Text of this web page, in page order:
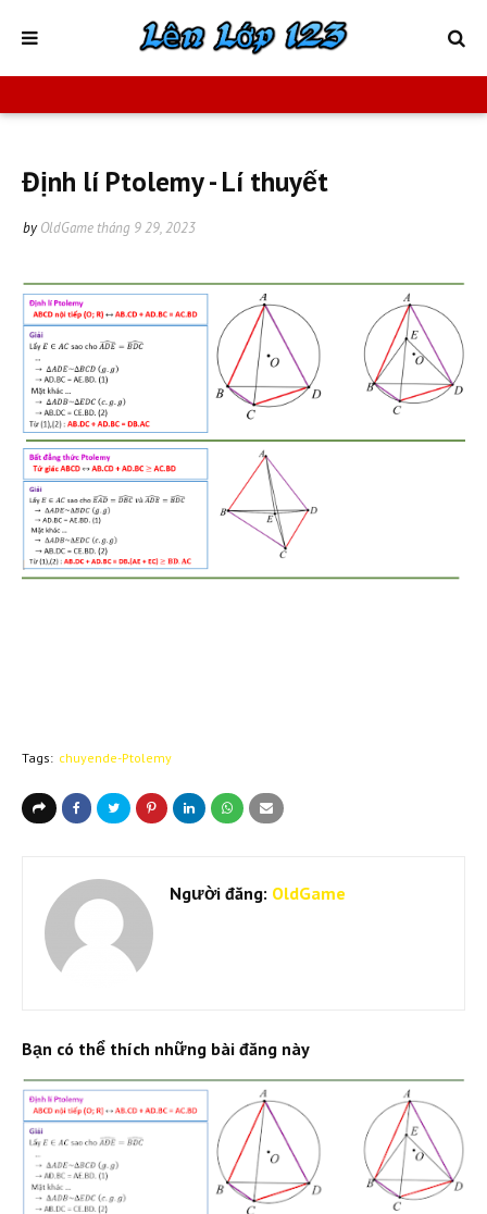
Định lí Ptolemy - Lí thuyết
by OldGame tháng 9 29, 2023
Tags: chuyende-Ptolemy
Người đăng: OldGame
Bạn có thể thích những bài đăng này